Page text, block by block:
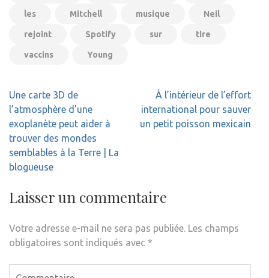
les Mitchell musique Neil
rejoint Spotify sur tire
vaccins Young
Navigation
de
l’article
Une carte 3D de
l’atmosphère d’une
exoplanète peut aider à
trouver des mondes
semblables à la Terre | La
blogueuse
À l’intérieur de l’effort
international pour sauver
un petit poisson mexicain
Laisser un commentaire
Votre adresse e-mail ne sera pas publiée. Les champs
obligatoires sont indiqués avec *